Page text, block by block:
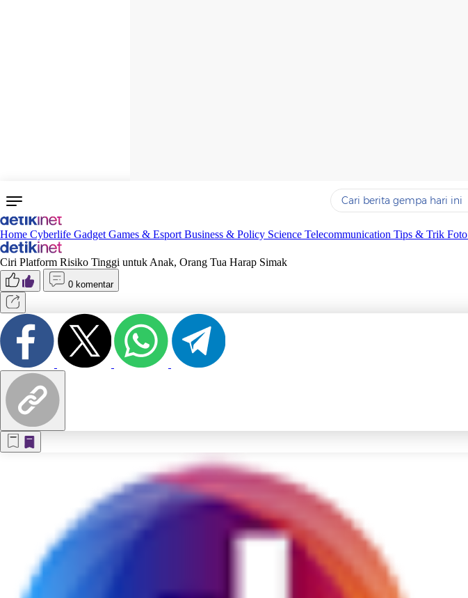
Yang sedang ramai dicari
Terakhir yang dicari
Home Cyberlife Gadget Games & Esport Business & Policy Science Telecommunication Tips & Trik Foto
Ciri Platform Risiko Tinggi untuk Anak, Orang Tua Harap Simak
0 komentar